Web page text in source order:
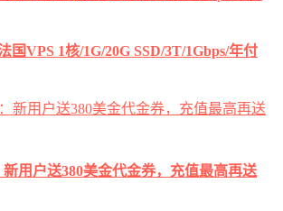
国VPS 1核/1G/20G SSD/3T/1Gbps/年付
用户送380美金代金券，充值最高再送